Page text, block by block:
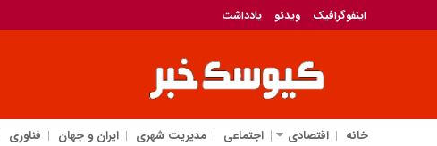
اینفوگرافیک ویدئو یادداشت
خانه اقتصادی اجتماعی مدیریت شهری ایران و جهان فناوری